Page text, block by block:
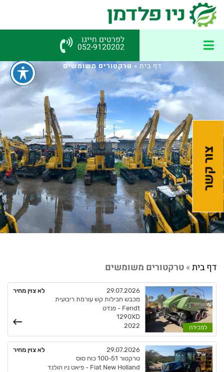
לפרטים חייגו
052-9120202
דף בית » טרקטורים משומשים
דף בית»טרקטורים משומשים
צור קשר